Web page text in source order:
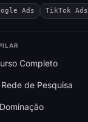
Ads TikTok Ads
Completo
de Pesquisa